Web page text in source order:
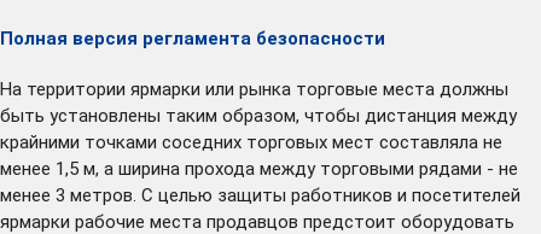
Полная версия регламента безопасности
На территории ярмарки или рынка торговые места должны
быть установлены таким образом, чтобы дистанция между
крайними точками соседних торговых мест составляла не
менее 1,5 м, а ширина прохода между торговыми рядами - не
менее 3 метров. С целью защиты работников и посетителей
ярмарки рабочие места продавцов предстоит оборудовать